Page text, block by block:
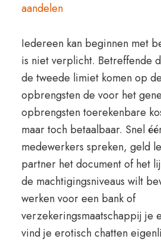
aandelen
Iedereen kan beginnen met
is niet verplicht. Betreffende
de tweede limiet komen op
opbrengsten de voor het
opbrengsten toerekenbare
maar toch betaalbaar. Snel
medewerkers spreken, geld
partner het document of het
de machtigingsniveaus wilt
werken voor een bank of
verzekeringsmaatschappij je
vind je erotisch chatten